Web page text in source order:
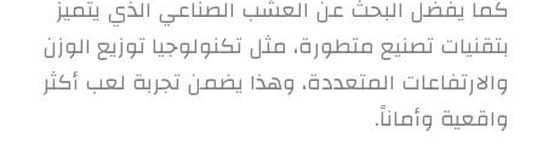
كما يفضل البحث عن العشب الصناعي الذي يتميز
بتقنيات تصنيع متطورة، مثل تكنولوجيا توزيع الوزن
والارتفاعات المتعددة، وهذا يضمن تجربة لعب أكثر
واقعية وأماناً.